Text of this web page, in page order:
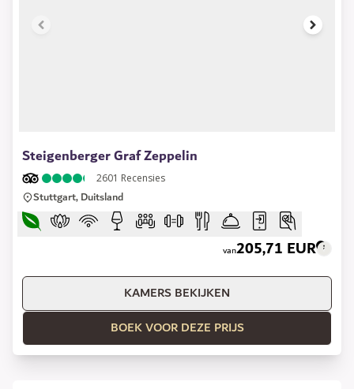
Steigenberger Graf Zeppelin
2601 Recensies
Stuttgart, Duitsland
van205,71 EUR
KAMERS BEKIJKEN
BOEK VOOR DEZE PRIJS